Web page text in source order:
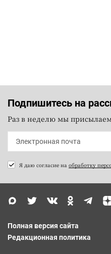
Подпишитесь на
Раз в неделю мы
Я даю согласие на обработку
Полная версия сайта
Редакционная политика